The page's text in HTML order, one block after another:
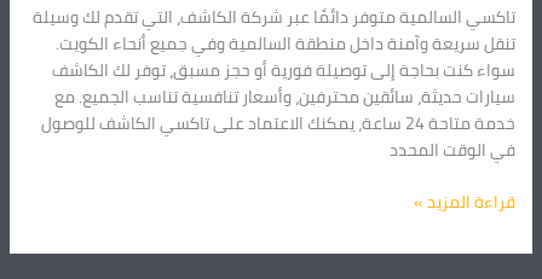
تاكسي السالمية متوفر دائمًا عبر شركة الكاشف، التي تقدم لك وسيلة
تنقل سريعة وآمنة داخل منطقة السالمية وفي جميع أنحاء الكويت.
سواء كنت بحاجة إلى توصيلة فورية أو حجز مسبق، توفر لك الكاشف
سيارات حديثة، سائقين محترفين، وأسعار تنافسية تناسب الجميع. مع
خدمة متاحة 24 ساعة، يمكنك الاعتماد على تاكسي الكاشف للوصول
في الوقت المحدد
قراءة المزيد »